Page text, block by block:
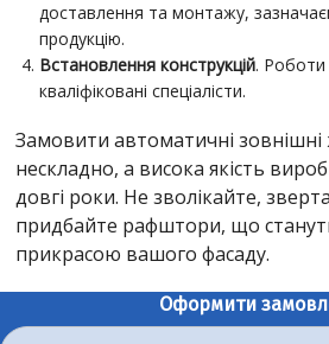
доставлення та монтажу,
продукцію.
Встановлення конструкцій. Роботи
кваліфіковані спеціалісти.
Замовити автоматичні зовнішні
нескладно, а висока якість
довгі роки. Не зволікайте,
придбайте рафштори, що
прикрасою вашого фасаду.
Оформити